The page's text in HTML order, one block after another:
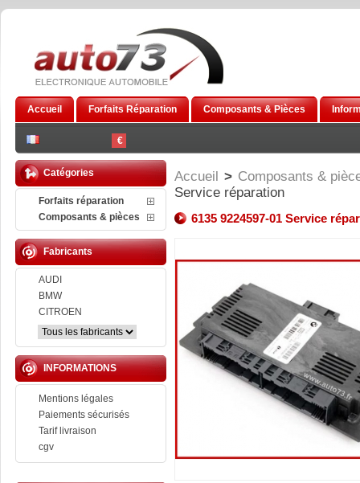
€
Accueil Forfaits Réparation Composants & Pièces
Catégories
Forfaits réparation
Composants & pièces
Fabricants
AUDI
BMW
CITROEN
INFORMATIONS
Mentions légales
Paiements sécurisés
Tarif livraison
cgv
Accueil > Composants &
Service réparation
6135 9224597-01 Service